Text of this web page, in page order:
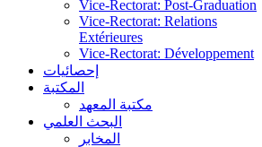
Vice-Rectorat: Post-Graduation
Vice-Rectorat: Relations
Extérieures
Vice-Rectorat: Développement
إحصائيات
المكتبة
مكتبة المعهد
البحث العلمي
المخابر